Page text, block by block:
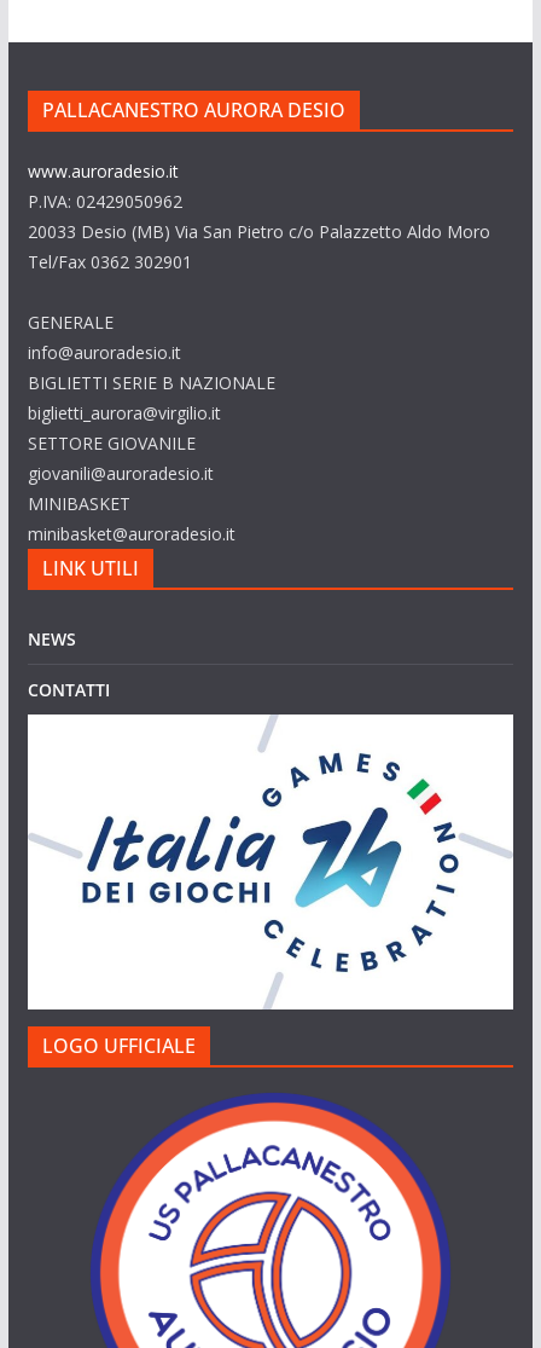
PALLACANESTRO AURORA DESIO
www.auroradesio.it
P.IVA: 02429050962
20033 Desio (MB) Via San Pietro c/o Palazzetto Aldo Moro
Tel/Fax 0362 302901
GENERALE
info@auroradesio.it
BIGLIETTI SERIE B NAZIONALE
biglietti_aurora@virgilio.it
SETTORE GIOVANILE
giovanili@auroradesio.it
MINIBASKET
minibasket@auroradesio.it
LINK UTILI
NEWS
CONTATTI
LOGO UFFICIALE